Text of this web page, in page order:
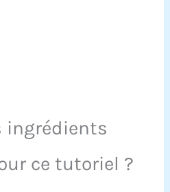
ingrédients
ce tutoriel ?